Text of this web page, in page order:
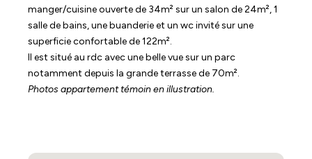
manger/cuisine ouverte de 34m² sur un salon de 24m², 1
salle de bains, une buanderie et un wc invité sur une
superficie confortable de 122m².
Il est situé au rdc avec une belle vue sur un parc
notamment depuis la grande terrasse de 70m².
Photos appartement témoin en illustration.